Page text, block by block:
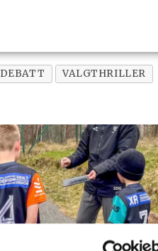
DEBATT VALGTHRILLER